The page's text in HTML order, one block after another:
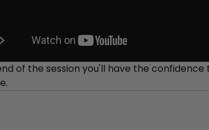
of the session you'll have the